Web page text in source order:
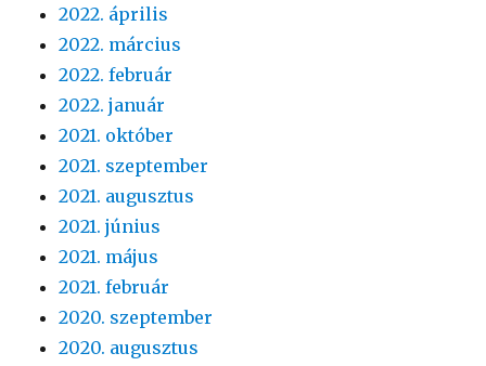
2022. április
2022. március
2022. február
2022. január
2021. október
2021. szeptember
2021. augusztus
2021. június
2021. május
2021. február
2020. szeptember
2020. augusztus